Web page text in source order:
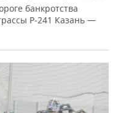
банкротства
Р‑241 Казань —